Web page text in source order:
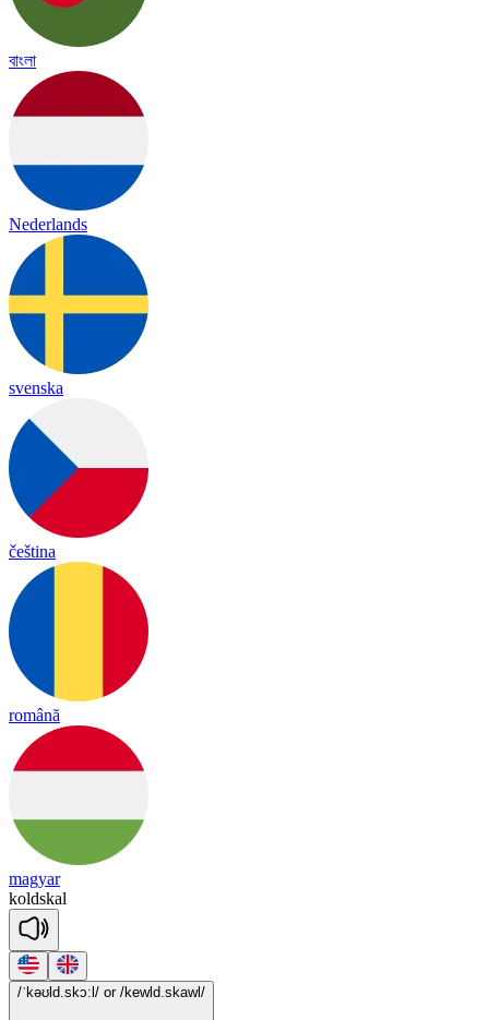
বাংলা
Nederlands
svenska
čeština
română
magyar
koldskal
/ˈkəʊld.skɔ:l/ or /kewld.skawl/